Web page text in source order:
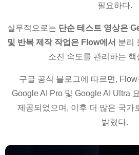
필요하다.
실무적으로는 단순 테스트 영상은
및 반복 제작 작업은 Flow에서 분리
소진 속도를 관리하는 핵
구글 공식 블로그에 따르면,
Google AI Pro 및 Google AI Ultra
제공되었으며, 이후 더 많은 국가
밝혔다.